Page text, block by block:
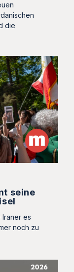
die
seine
Iraner es
noch zu